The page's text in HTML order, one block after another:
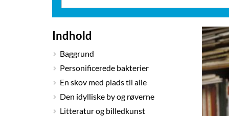
Indhold
Baggrund
Personificerede bakterier
En skov med plads til alle
Den idylliske by og røverne
Litteratur og billedkunst